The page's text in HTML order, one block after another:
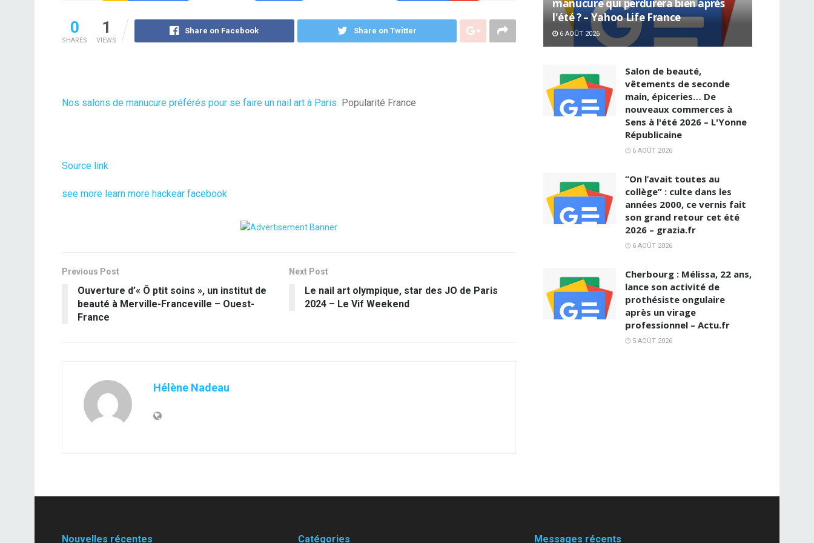
0
SHARES
1
VIEWS
Share on Facebook Share on Twitter
Nos salons de manucure préférés pour se faire un nail art à Paris Popularité France
Source link
see more learn more hackear facebook
Previous Post
Ouverture d’« Ô ptit soins », un institut de
beauté à Merville-Franceville – Ouest-
France
Next Post
Le nail art olympique, star des JO de Paris
2024 – Le Vif Weekend
Hélène Nadeau
manucure qui perdurera bien après
l'été ? – Yahoo Life France
6 AOÛT 2026
Salon de beauté,
vêtements de seconde
main, épiceries… De
nouveaux commerces à
Sens à l'été 2026 – L'Yonne
Républicaine
6 AOÛT 2026
“On l’avait toutes au
collège” : culte dans les
années 2000, ce vernis fait
son grand retour cet été
2026 – grazia.fr
6 AOÛT 2026
Cherbourg : Mélissa, 22 ans,
lance son activité de
prothésiste ongulaire
après un virage
professionnel – Actu.fr
5 AOÛT 2026
Nouvelles récentes Catégories Messages récents